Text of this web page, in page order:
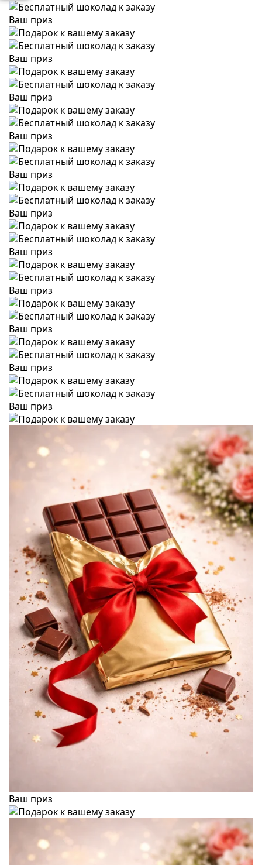
Ваш приз
Ваш приз
Ваш приз
Ваш приз
Ваш приз
Ваш приз
Ваш приз
Ваш приз
Ваш приз
Ваш приз
Ваш приз
Ваш приз